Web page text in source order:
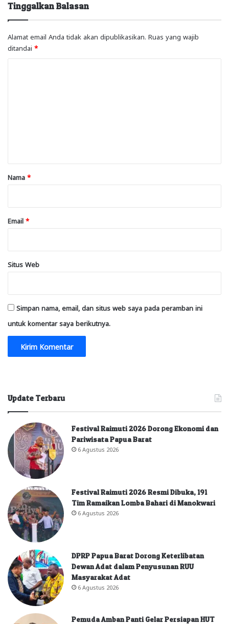
Tinggalkan Balasan
Alamat email Anda tidak akan dipublikasikan. Ruas yang wajib
ditandai *
rNama *
Email *
Situs Web
Simpan nama, email, dan situs web saya pada peramban ini
untuk komentar saya berikutnya.
Update Terbaru
Festival Raimuti 2026 Dorong Ekonomi dan
Pariwisata Papua Barat
6 Agustus 2026
Festival Raimuti 2026 Resmi Dibuka, 191
Tim Ramaikan Lomba Bahari di Manokwari
6 Agustus 2026
DPRP Papua Barat Dorong Keterlibatan
Dewan Adat dalam Penyusunan RUU
Masyarakat Adat
6 Agustus 2026
Pemuda Amban Panti Gelar Persiapan HUT